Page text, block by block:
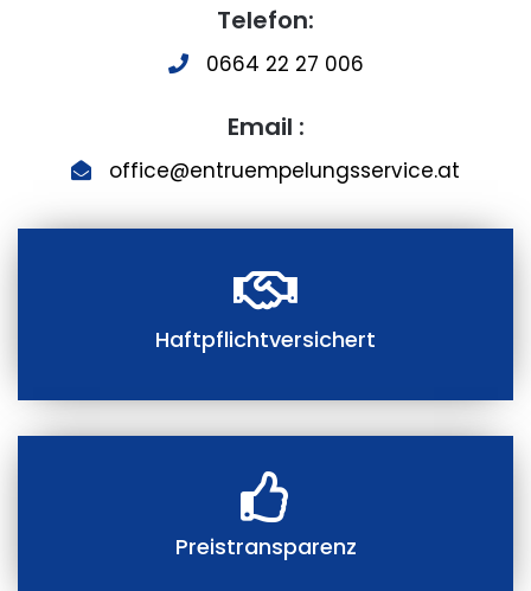
Telefon:
0664 22 27 006
Email :
office@entruempelungsservice.at
Haftpflichtversichert
Preistransparenz